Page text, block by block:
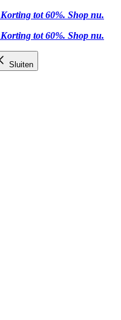
tot 60%. Shop nu.
tot 60%. Shop nu.
Sluiten